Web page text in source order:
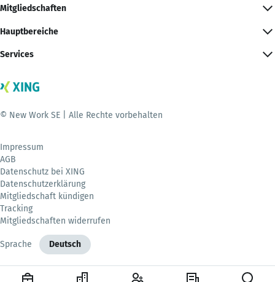
Mitgliedschaften
Hauptbereiche
Services
© New Work SE | Alle Rechte vorbehalten
Impressum
AGB
Datenschutz bei XING
Datenschutzerklärung
Mitgliedschaft kündigen
Tracking
Mitgliedschaften widerrufen
Sprache Deutsch